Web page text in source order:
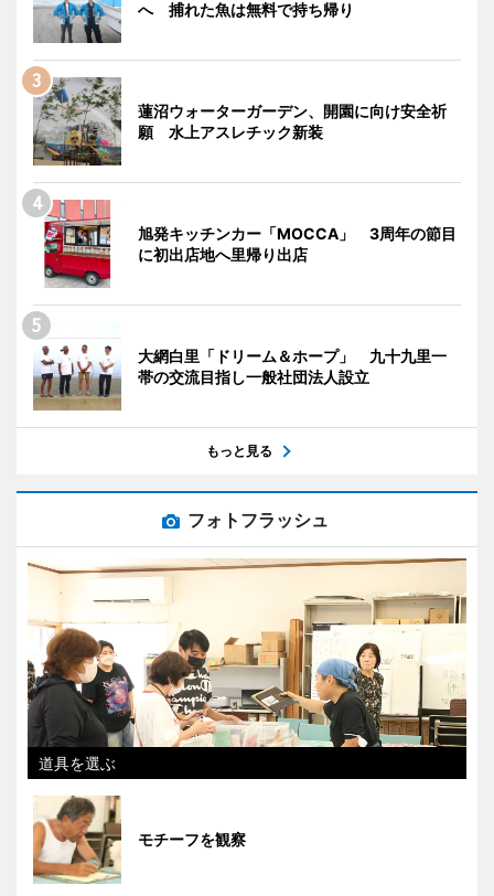
へ 捕れた魚は無料で持ち帰り
蓮沼ウォーターガーデン、開園に向け安全祈
願 水上アスレチック新装
旭発キッチンカー「MOCCA」 3周年の節目
に初出店地へ里帰り出店
大網白里「ドリーム＆ホープ」 九十九里一
帯の交流目指し一般社団法人設立
もっと見る
フォトフラッシュ
道具を選ぶ
モチーフを観察